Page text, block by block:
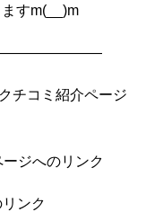
すm(__)m
チコミ紹介ページ
ジへのリンク
ンク